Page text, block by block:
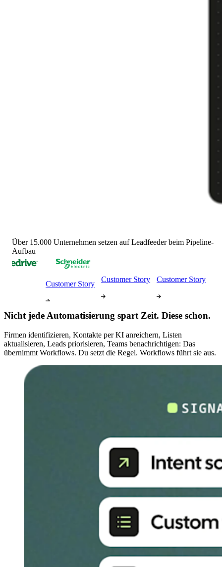
Über 15.000 Unternehmen setzen auf Leadfeeder beim Pipeline-
Aufbau
Customer Story
Customer Story Customer Story
Nicht jede Automatisierung spart Zeit. Diese schon.
Firmen identifizieren, Kontakte per KI anreichern, Listen
aktualisieren, Leads priorisieren, Teams benachrichtigen: Das
übernimmt Workflows. Du setzt die Regel. Workflows führt sie aus.